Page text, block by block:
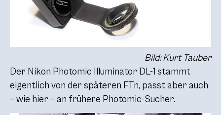
Bild: Kurt Tauber
Der Nikon Photomic Illuminator DL-1 stammt
eigentlich von der späteren FTn, passt aber auch
– wie hier – an frühere Photomic-Sucher.